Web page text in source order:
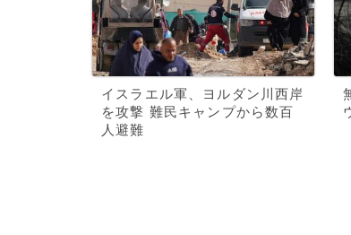
イスラエル軍、ヨルダン川西岸
を攻撃 難民キャンプから数百
人避難